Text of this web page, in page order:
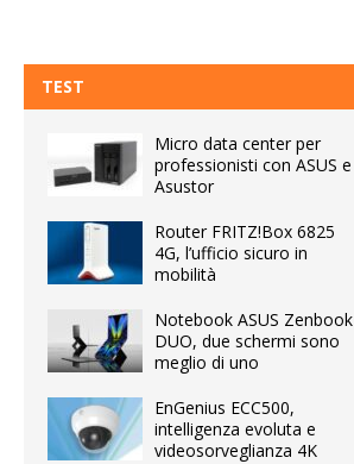
TEST
Micro data center per
professionisti con ASUS e
Asustor
Router FRITZ!Box 6825
4G, l’ufficio sicuro in
mobilità
Notebook ASUS Zenbook
DUO, due schermi sono
meglio di uno
EnGenius ECC500,
intelligenza evoluta e
videosorveglianza 4K